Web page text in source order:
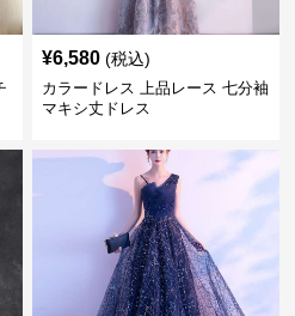
¥6,580 (税込)
カラードレス 上品レース 七分袖
マキシ丈ドレス